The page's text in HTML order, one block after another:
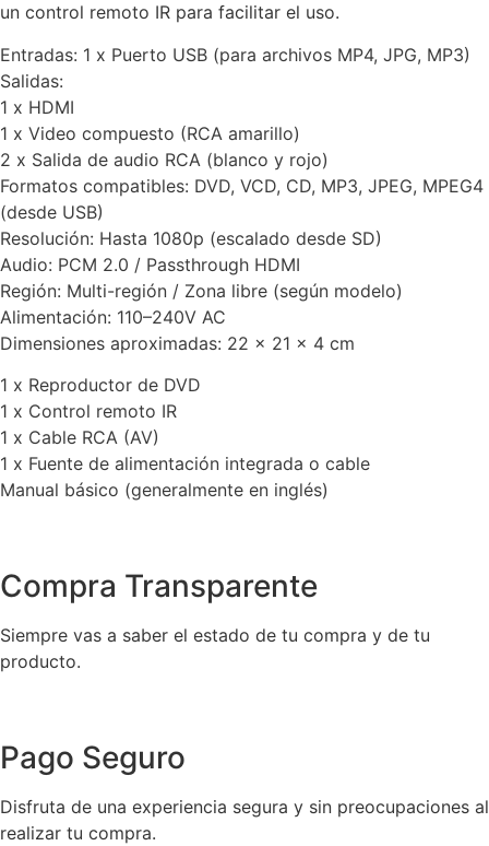
un control remoto IR para facilitar el uso.
Entradas: 1 x Puerto USB (para archivos MP4, JPG, MP3)
Salidas:
1 x HDMI
1 x Video compuesto (RCA amarillo)
2 x Salida de audio RCA (blanco y rojo)
Formatos compatibles: DVD, VCD, CD, MP3, JPEG, MPEG4
(desde USB)
Resolución: Hasta 1080p (escalado desde SD)
Audio: PCM 2.0 / Passthrough HDMI
Región: Multi-región / Zona libre (según modelo)
Alimentación: 110–240V AC
Dimensiones aproximadas: 22 x 21 x 4 cm
1 x Reproductor de DVD
1 x Control remoto IR
1 x Cable RCA (AV)
1 x Fuente de alimentación integrada o cable
Manual básico (generalmente en inglés)
Compra Transparente
Siempre vas a saber el estado de tu compra y de tu
producto.
Pago Seguro
Disfruta de una experiencia segura y sin preocupaciones al
realizar tu compra.